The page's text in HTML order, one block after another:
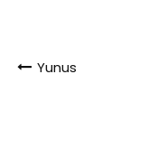
Yazı
Yunus